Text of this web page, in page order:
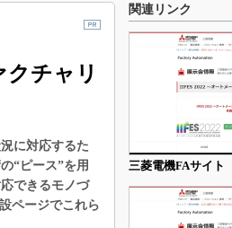
チャリ
に対応するた
“ピース”を用
できるモノづ
ページでこれら
関連リンク
三菱電機FAサイ